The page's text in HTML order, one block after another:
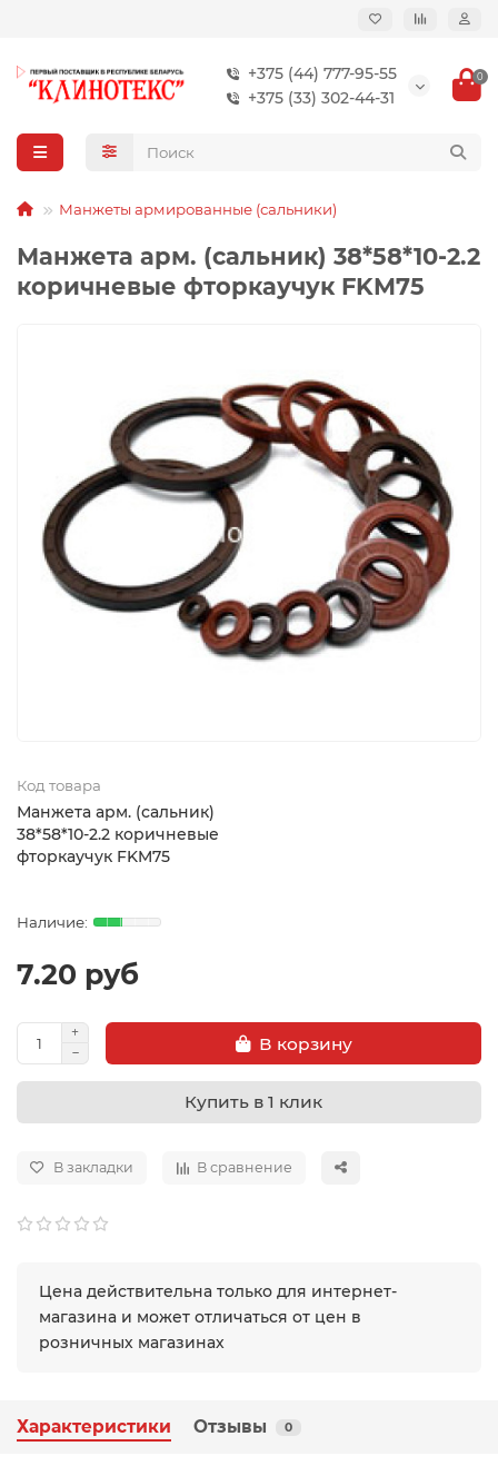
+375 (44) 777-95-55
+375 (33) 302-44-31
0
Манжеты армированные (сальники)
Манжета арм. (сальник) 38*58*10-2.2
коричневые фторкаучук FKM75
Код товара
Манжета арм. (сальник)
38*58*10-2.2 коричневые
фторкаучук FKM75
7.20 руб
В корзину
Купить в 1 клик
В закладки В сравнение
Цена действительна только для интернет-
магазина и может отличаться от цен в
розничных магазинах
Характеристики Отзывы 0